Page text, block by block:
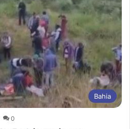
Bahia
0